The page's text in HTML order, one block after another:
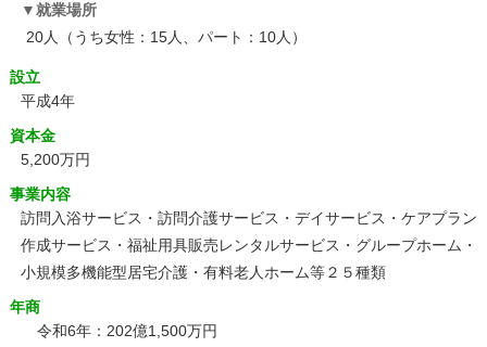
就業場所
20人（うち女性：15人、パート：10人）
設立
平成4年
資本金
5,200万円
事業内容
訪問入浴サービス・訪問介護サービス・デイサービス・ケアプラン
作成サービス・福祉用具販売レンタルサービス・グループホーム・
小規模多機能型居宅介護・有料老人ホーム等２５種類
年商
令和6年：202億1,500万円